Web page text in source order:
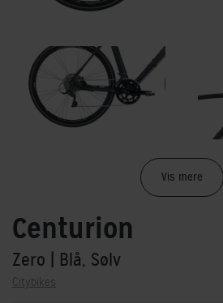
Vis mere
Centurion
Zero | Blå, Sølv
Citybikes